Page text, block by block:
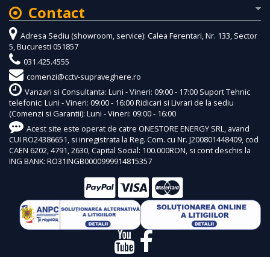
Contact
Adresa Sediu (showroom, service): Calea Ferentari, Nr. 133, Sector
5, Bucuresti 051857
031.425.4555
comenzi@cctv-supraveghere.ro
Vanzari si Consultanta: Luni - Vineri: 09:00 - 17:00 Suport Tehnic
telefonic: Luni - Vineri: 09:00 - 16:00 Ridicari si Livrari de la sediu
(Comenzi si Garantii): Luni - Vineri: 09:00 - 16:00
Acest site este operat de catre ONESTORE ENERGY SRL, avand
CUI RO24386651, si inregistrata la Reg. Com. cu Nr. J200801448409, cod
CAEN 6202, 4791, 2630, Capital Social: 100.000RON, si cont deschis la
ING BANK: RO31INGB0000999914815357